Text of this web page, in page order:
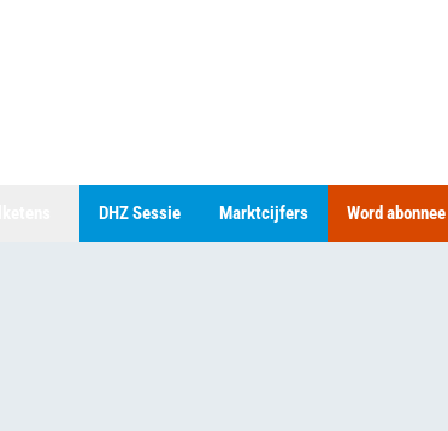
DHZ Sessie Marktcijfers Word abonnee